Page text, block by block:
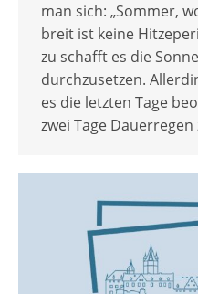
man sich: „Sommer,
breit ist keine
zu schafft es die
durchzusetzen.
es die letzten Tage
zwei Tage